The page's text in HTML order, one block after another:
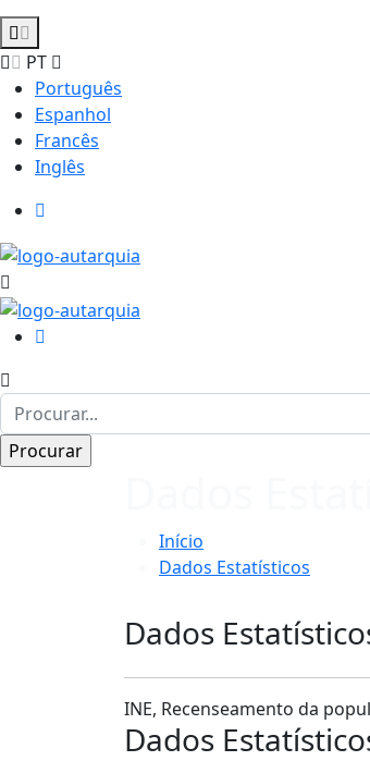
PT
Português
Espanhol
Francês
Inglês
Início
Dados Estatísticos
Dados
INE, Recenseamento da
Dados